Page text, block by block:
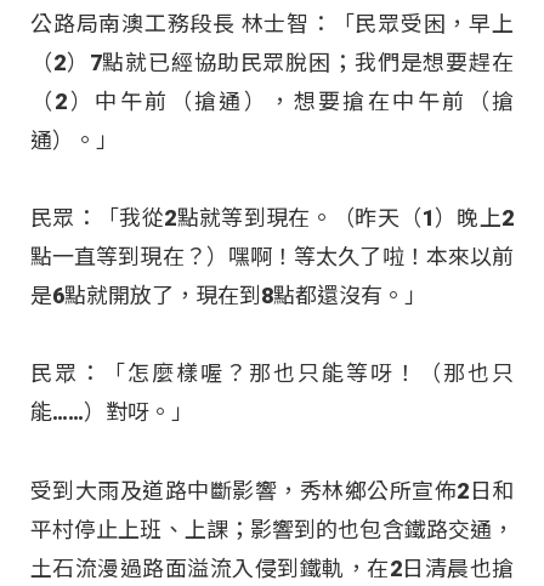
公路局南澳工務段長 林士智：「民眾受困，早上
（2）7點就已經協助民眾脫困；我們是想要趕在
（2）中午前（搶通），想要搶在中午前（搶
通）。」
民眾：「我從2點就等到現在。（昨天（1）晚上2
點一直等到現在？）嘿啊！等太久了啦！本來以前
是6點就開放了，現在到8點都還沒有。」
民眾：「怎麼樣喔？那也只能等呀！（那也只
能……）對呀。」
受到大雨及道路中斷影響，秀林鄉公所宣佈2日和
平村停止上班、上課；影響到的也包含鐵路交通，
土石流漫過路面溢流入侵到鐵軌，在2日清晨也搶